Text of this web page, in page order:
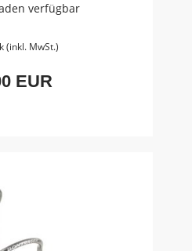
verfügbar
(inkl. MwSt.)
EUR